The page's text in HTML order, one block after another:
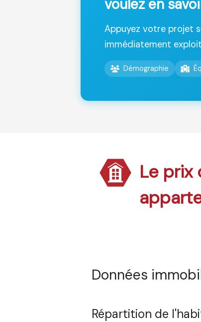
voulez en
Appuyez votre projet
immédiatement
Démographie
Le prix
Données
Répartition de